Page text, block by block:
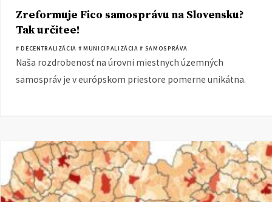
Zreformuje Fico samosprávu na Slovensku?
Tak určitee!
# DECENTRALIZÁCIA # MUNICIPALIZÁCIA # SAMOSPRÁVA
Naša rozdrobenosť na úrovni miestnych územných
samospráv je v európskom priestore pomerne unikátna.